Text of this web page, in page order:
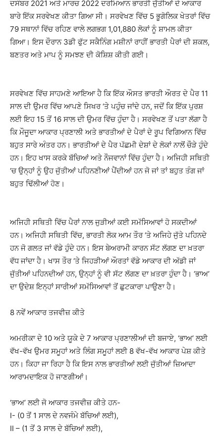
ਦਸੰਬਰ 2021 ਅਤੇ ਮਾਰਚ 2022 ਦਰਮਿਆਨ ਭਾਰਤੀ ਜੁੱਤੀਆਂ ਦੇ ਆਕਾਰ
ਬਾਰੇ ਇੱਕ ਸਰਵੇਖਣ ਕੀਤਾ ਗਿਆ ਸੀ। ਸਰਵੇਖਣ ਵਿੱਚ 5 ਭੂਗੋਲਿਕ ਖੇਤਰਾਂ ਵਿੱਚ
79 ਸਥਾਨਾਂ ਵਿੱਚ ਰਹਿਣ ਵਾਲੇ ਲਗਭਗ 1,01,880 ਲੋਕਾਂ ਨੂੰ ਸ਼ਾਮਲ ਕੀਤਾ
ਗਿਆ। ਇਸ ਦੌਰਾਨ 3ਡੀ ਫੁੱਟ ਸਕੈਨਿੰਗ ਮਸ਼ੀਨਾਂ ਰਾਹੀਂ ਭਾਰਤੀ ਪੈਰਾਂ ਦੀ ਸ਼ਕਲ,
ਬਣਤਰ ਅਤੇ ਮਾਪ ਨੂੰ ਸਮਝਣ ਦੀ ਕੋਸ਼ਿਸ਼ ਕੀਤੀ ਗਈ।
ਸਰਵੇਖਣ ਵਿੱਚ ਸਾਹਮਣੇ ਆਇਆ ਹੈ ਕਿ ਇੱਕ ਔਸਤ ਭਾਰਤੀ ਔਰਤ ਦੇ ਪੈਰ 11
ਸਾਲ ਦੀ ਉਮਰ ਵਿੱਚ ਆਪਣੇ ਸਿਖਰ ‘ਤੇ ਪਹੁੰਚ ਜਾਂਦੇ ਹਨ, ਜਦੋਂ ਕਿ ਇੱਕ ਪੁਰਸ਼
ਲਈ ਇਹ 15 ਤੋਂ 16 ਸਾਲ ਦੀ ਉਮਰ ਵਿੱਚ ਹੁੰਦਾ ਹੈ। ਸਰਵੇਖਣ ਤੋਂ ਪਤਾ ਲੱਗਾ ਹੈ
ਕਿ ਮੌਜੂਦਾ ਆਕਾਰ ਪ੍ਰਣਾਲੀ ਅਤੇ ਭਾਰਤੀਆਂ ਦੇ ਪੈਰਾਂ ਦੇ ਰੂਪ ਵਿਗਿਆਨ ਵਿੱਚ
ਬਹੁਤ ਸਾਰੇ ਅੰਤਰ ਹਨ। ਭਾਰਤੀਆਂ ਦੇ ਪੈਰ ਪੱਛਮੀ ਦੇਸ਼ਾਂ ਦੇ ਲੋਕਾਂ ਨਾਲੋਂ ਚੌੜੇ ਹੁੰਦੇ
ਹਨ। ਇਹ ਖਾਸ ਕਰਕੇ ਬੱਚਿਆਂ ਅਤੇ ਨੌਜਵਾਨਾਂ ਵਿੱਚ ਹੁੰਦਾ ਹੈ। ਅਜਿਹੀ ਸਥਿਤੀ
‘ਚ ਉਨ੍ਹਾਂ ਨੂੰ ਉਹ ਜੁੱਤੀਆਂ ਪਹਿਨਣੀਆਂ ਪੈਂਦੀਆਂ ਹਨ ਜੋ ਜਾਂ ਤਾਂ ਬਹੁਤ ਤੰਗ ਜਾਂ
ਬਹੁਤ ਢਿੱਲੀਆਂ ਹੋਣ।
ਅਜਿਹੀ ਸਥਿਤੀ ਵਿੱਚ ਪੈਰਾਂ ਨਾਲ ਜੁੜੀਆਂ ਕਈ ਸਮੱਸਿਆਵਾਂ ਹੋ ਸਕਦੀਆਂ
ਹਨ। ਅਜਿਹੀ ਸਥਿਤੀ ਵਿੱਚ, ਭਾਰਤੀ ਲੋਕ ਆਮ ਤੌਰ ‘ਤੇ ਅਜਿਹੇ ਜੁੱਤੇ ਪਹਿਨਦੇ
ਹਨ ਜੋ ਗਲਤ ਜਾਂ ਵੱਡੇ ਹੁੰਦੇ ਹਨ। ਇਸ ਬੇਅਰਾਮੀ ਕਾਰਨ ਸੱਟ ਲੱਗਣ ਦਾ ਖ਼ਤਰਾ
ਵੱਧ ਜਾਂਦਾ ਹੈ। ਖਾਸ ਤੌਰ ‘ਤੇ ਜਿਹੜੀਆਂ ਔਰਤਾਂ ਵੱਡੇ ਆਕਾਰ ਦੀ ਅੱਡੀ ਜਾਂ
ਜੁੱਤੀਆਂ ਪਹਿਨਦੀਆਂ ਹਨ, ਉਨ੍ਹਾਂ ਨੂੰ ਵੀ ਸੱਟ ਲੱਗਣ ਦਾ ਖ਼ਤਰਾ ਹੁੰਦਾ ਹੈ। ‘ਭਾਅ’
ਦਾ ਉਦੇਸ਼ ਇਨ੍ਹਾਂ ਸਾਰੀਆਂ ਸਮੱਸਿਆਵਾਂ ਤੋਂ ਛੁਟਕਾਰਾ ਪਾਉਣਾ ਹੈ।
8 ਨਵੇਂ ਆਕਾਰ ਤਜਵੀਜ਼ ਕੀਤੇ
ਅਮਰੀਕਾ ਦੇ 10 ਅਤੇ ਯੂਕੇ ਦੇ 7 ਆਕਾਰ ਪ੍ਰਣਾਲੀਆਂ ਦੀ ਬਜਾਏ, ‘ਭਾਅ’ ਲਈ
ਵੱਖ-ਵੱਖ ਉਮਰ ਸਮੂਹਾਂ ਅਤੇ ਲਿੰਗ ਸਮੂਹਾਂ ਲਈ 8 ਵੱਖ-ਵੱਖ ਆਕਾਰ ਪੇਸ਼ ਕੀਤੇ
ਹਨ। ਕਿਹਾ ਜਾ ਰਿਹਾ ਹੈ ਕਿ ਇਸ ਨਾਲ ਭਾਰਤੀਆਂ ਲਈ ਜੁੱਤੀਆਂ ਜ਼ਿਆਦਾ
ਆਰਾਮਦਾਇਕ ਹੋ ਜਾਣਗੀਆਂ।
‘ਭਾਅ’ ਲਈ ਜੋ ਆਕਾਰ ਤਜਵੀਜ਼ ਕੀਤੇ ਹਨ-
I- (0 ਤੋਂ 1 ਸਾਲ ਦੇ ਨਵਜੰਮੇ ਬੱਚਿਆਂ ਲਈ),
II – (1 ਤੋਂ 3 ਸਾਲ ਦੇ ਬੱਚਿਆਂ ਲਈ),